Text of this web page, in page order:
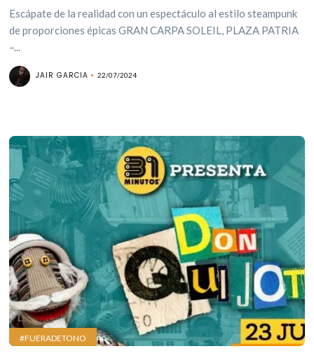
Escápate de la realidad con un espectáculo al estilo steampunk
de proporciones épicas GRAN CARPA SOLEIL, PLAZA PATRIA
–...
JAIR GARCIA 22/07/2024
#FUERADETONO